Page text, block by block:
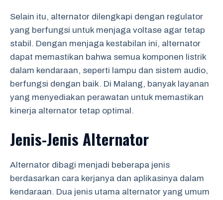
Selain itu, alternator dilengkapi dengan regulator
yang berfungsi untuk menjaga voltase agar tetap
stabil. Dengan menjaga kestabilan ini, alternator
dapat memastikan bahwa semua komponen listrik
dalam kendaraan, seperti lampu dan sistem audio,
berfungsi dengan baik. Di Malang, banyak layanan
yang menyediakan perawatan untuk memastikan
kinerja alternator tetap optimal.
Jenis-Jenis Alternator
Alternator dibagi menjadi beberapa jenis
berdasarkan cara kerjanya dan aplikasinya dalam
kendaraan. Dua jenis utama alternator yang umum